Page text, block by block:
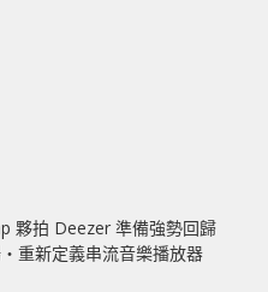
夥拍 Deezer 準備強勢回歸
重新定義串流音樂播放器